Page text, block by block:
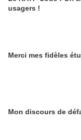
usagers !
Merci mes fidèles
Mon discours de